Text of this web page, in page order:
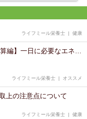
ライフミール栄養士 | 健康
編】一日に必要なエネ…
ライフミール栄養士 | オススメ
上の注意点について
ライフミール栄養士 | 健康